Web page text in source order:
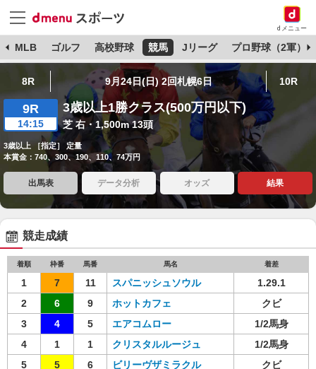
dメニュー
MLB ゴルフ 高校野球 競馬 Jリーグ プロ野球（2軍）
8R 9月24日(日) 2回札幌6日 10R
9R
14:15
3歳以上1勝クラス(500万円以下)
芝 右・1,500m 13頭
3歳以上 ［指定］ 定量
本賞金：740、300、190、110、74万円
出馬表 データ分析 オッズ 結果
競走成績
着順 枠番 馬番 馬名 着差
1 7 11 スパニッシュソウル
1.29.1
2
6 9 ホットカフェ
クビ
3
4 5 エアコムロー
1/2馬身
4
1 1 クリスタルルージュ
1/2馬身
5
5 6 ビリーヴザミラクル
クビ